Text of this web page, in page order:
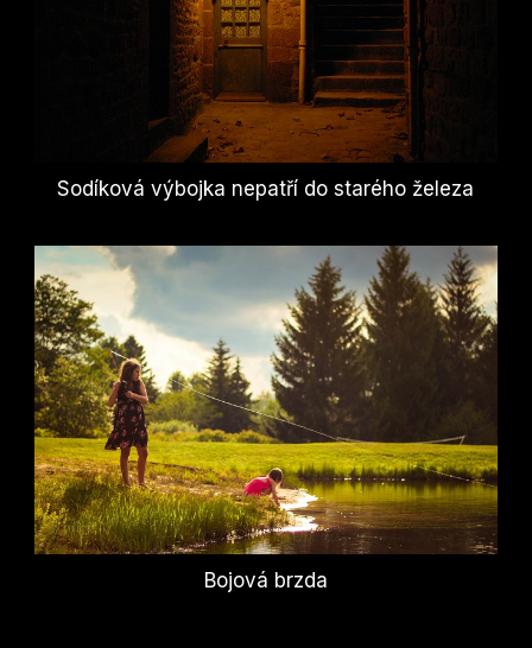
Sodíková výbojka nepatří do starého železa
Bojová brzda